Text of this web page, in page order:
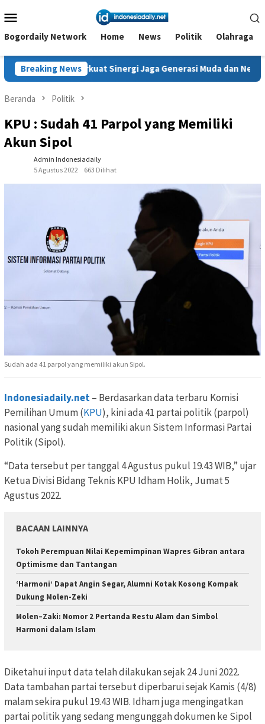
ke
kontenMobile
Bogordaily Network Home News Politik Olahraga
Breaking News
Sinergi Jaga Generasi Muda dan Negeri Kanwil
Beranda Politik
KPU : Sudah 41 Parpol yang Memiliki
Akun Sipol
Admin Indonesiadaily
5 Agustus 2022
663 Dilihat
Sudah ada 41 parpol yang memiliki akun Sipol.
Indonesiadaily.net– Berdasarkan data terbaru Komisi
Pemilihan Umum (KPU), kini ada 41 partai politik (parpol)
nasional yang sudah memiliki akun Sistem Informasi Partai
Politik (Sipol).
“Data tersebut per tanggal 4 Agustus pukul 19.43 WIB,” ujar
Ketua Divisi Bidang Teknis KPU Idham Holik, Jumat 5
Agustus 2022.
BACAAN LAINNYA
Tokoh Perempuan Nilai Kepemimpinan Wapres Gibran antara
Optimisme dan Tantangan
‘Harmoni’ Dapat Angin Segar, Alumni Kotak Kosong Kompak
Dukung Molen-Zeki
Molen–Zaki: Nomor 2 Pertanda Restu Alam dan Simbol
Harmoni dalam Islam
Diketahui input data telah dilakukan sejak 24 Juni 2022.
Data tambahan partai tersebut diperbarui sejak Kamis (4/8)
malam sekira pukul 19.43 WIB. Idham juga mengingatkan
partai politik yang sedang mengunggah dokumen ke Sipol